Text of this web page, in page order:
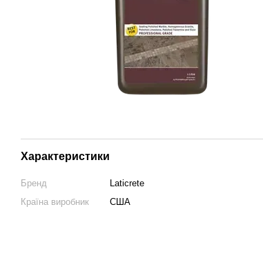
Характеристики
Бренд
Laticrete
Країна виробник
США